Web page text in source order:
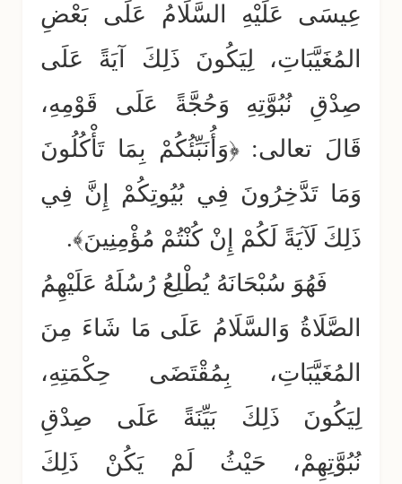
عِيسَى عَلَيْهِ السَّلَامُ عَلَى بَعْضِ
المُغَيَّبَاتِ، لِيَكُونَ ذَلِكَ آيَةً عَلَى
صِدْقِ نُبُوَّتِهِ وَحُجَّةً عَلَى قَوْمِهِ،
قَالَ تعالى: ﴿وَأُنَبِّئُكُمْ بِمَا تَأْكُلُونَ
وَمَا تَدَّخِرُونَ فِي بُيُوتِكُمْ إِنَّ فِي
ذَلِكَ لَآيَةً لَكُمْ إِنْ كُنْتُمْ مُؤْمِنِينَ﴾.
فَهُوَ سُبْحَانَهُ يُطْلِعُ رُسُلَهُ عَلَيْهِمُ
الصَّلَاةُ وَالسَّلَامُ عَلَى مَا شَاءَ مِنَ
المُغَيَّبَاتِ، بِمُقْتَضَى حِكْمَتِهِ،
لِيَكُونَ ذَلِكَ بَيِّنَةً عَلَى صِدْقِ
نُبُوَّتِهِمْ، حَيْثُ لَمْ يَكُنْ ذَلِكَ